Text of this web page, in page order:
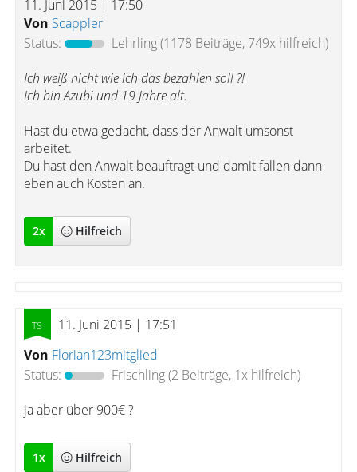
11. Juni 2015 | 17:50
Von Scappler
Status:
Lehrling(1178 Beiträge, 749x hilfreich)
Ich weiß nicht wie ich das bezahlen soll ?!
Ich bin Azubi und 19 Jahre alt.
Hast du etwa gedacht, dass der Anwalt umsonst
arbeitet.
Du hast den Anwalt beauftragt und damit fallen dann
eben auch Kosten an.
2x Hilfreich
11. Juni 2015 | 17:51
Von Florian123mitglied
Status:
Frischling(2 Beiträge, 1x hilfreich)
ja aber über 900€ ?
1x Hilfreich